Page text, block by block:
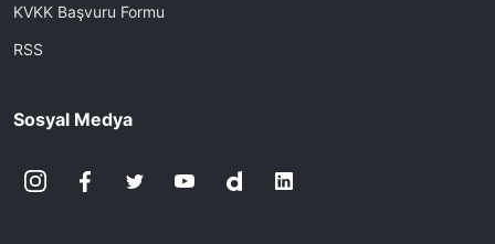
KVKK Başvuru Formu
RSS
Sosyal Medya